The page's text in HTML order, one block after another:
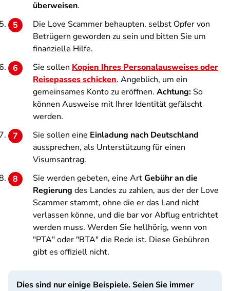
überweisen.
Die Love Scammer behaupten, selbst Opfer von
Betrügern geworden zu sein und bitten Sie um
finanzielle Hilfe.
Sie sollen Kopien Ihres Personalausweises oder
Reisepasses schicken. Angeblich, um ein
gemeinsames Konto zu eröffnen. Achtung: So
können Ausweise mit Ihrer Identität gefälscht
werden.
Sie sollen eine Einladung nach Deutschland
aussprechen, als Unterstützung für einen
Visumsantrag.
Sie werden gebeten, eine ArtGebühr an die
Regierung des Landes zu zahlen, aus der der Love
Scammer stammt, ohne die er das Land nicht
verlassen könne, und die bar vor Abflug entrichtet
werden muss. Werden Sie hellhörig, wenn von
"PTA" oder "BTA" die Rede ist. Diese Gebühren
gibt es offiziell nicht.
Dies sind nur einige Beispiele. Seien Sie immer